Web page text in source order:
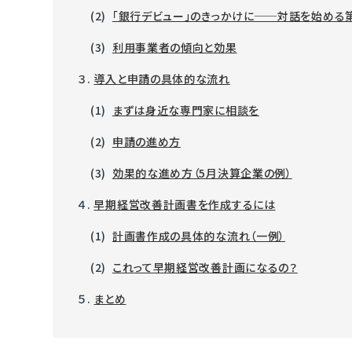
(2) 「銀行デビュー」のきっかけに──対話を始める
(3) 利用事業者の傾向と効果
３. 導入と申請の具体的な流れ
(1) まずは身近な専門家に相談を
(2) 申請の進め方
(3) 効果的な進め方（5月決算企業の例）
４. 早期経営改善計画書を作成するには
(1) 計画書作成の具体的な流れ（一例）
(2) これって早期経営改善計画になるの？
５. まとめ